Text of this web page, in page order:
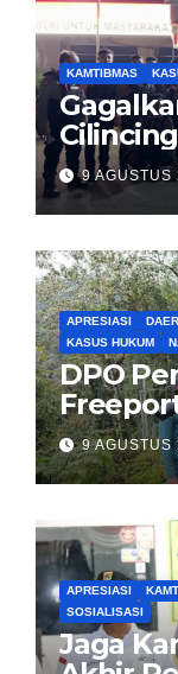
KAMTIBMAS
9 AGUSTUS
APRESIASI
KASUS HUKUM
DPO
Satgas
9
APRESIASI
SOSIALISASI
Jaga